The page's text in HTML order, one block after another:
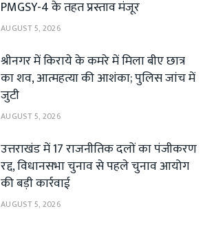
PMGSY-4 के तहत प्रस्ताव मंजूर
AUGUST 5, 2026
श्रीनगर में किराये के कमरे में मिला बीए छात्र
का शव, आत्महत्या की आशंका; पुलिस जांच में
जुटी
AUGUST 5, 2026
उत्तराखंड में 17 राजनीतिक दलों का पंजीकरण
रद्द, विधानसभा चुनाव से पहले चुनाव आयोग
की बड़ी कार्रवाई
AUGUST 5, 2026